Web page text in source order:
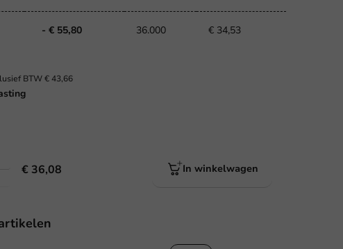
- € 55,80 36.000 € 34,53
BTW€ 43,66
€ 36,08 In winkelwagen